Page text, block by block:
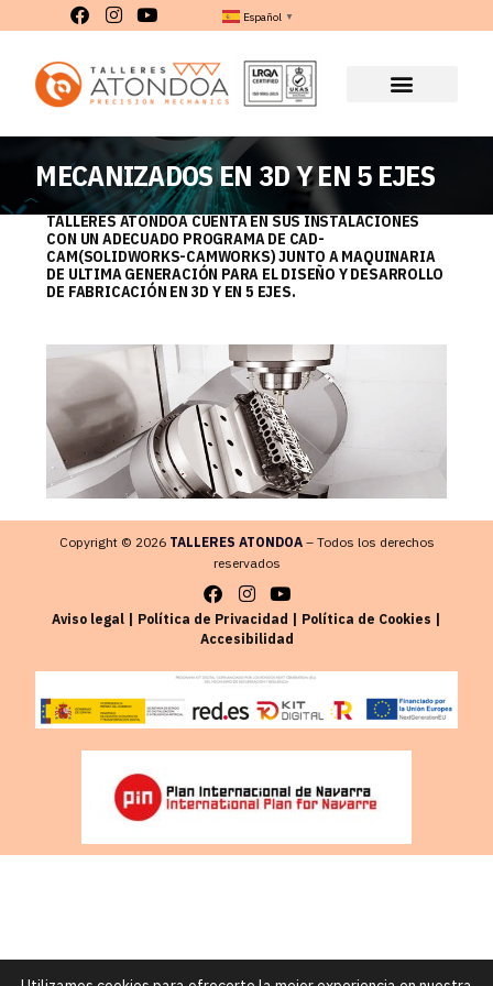
Español ▼
MECANIZADOS EN 3D Y EN 5 EJES
TALLERES ATONDOA CUENTA EN SUS INSTALACIONES
CON UN ADECUADO PROGRAMA DE CAD-
CAM(SOLIDWORKS-CAMWORKS) JUNTO A MAQUINARIA
DE ULTIMA GENERACIÓN PARA EL DISEÑO Y DESARROLLO
DE FABRICACIÓN EN 3D Y EN 5 EJES.
Copyright © 2026 TALLERES ATONDOA– Todos los derechos
reservados
Aviso legal Política de Privacidad Política de Cookies
Accesibilidad